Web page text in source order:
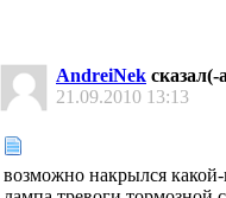
AndreiNek сказал(-
21.09.2010 13:13
возможно накрылся